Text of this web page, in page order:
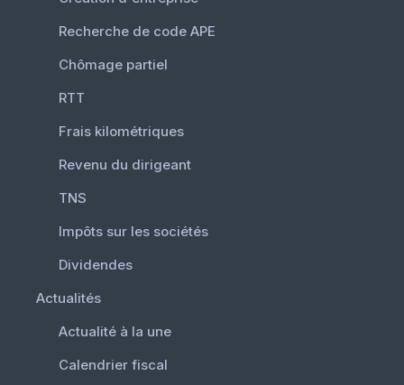
Recherche de code APE
Chômage partiel
RTT
Frais kilométriques
Revenu du dirigeant
TNS
Impôts sur les sociétés
Dividendes
Actualités
Actualité à la une
Calendrier fiscal